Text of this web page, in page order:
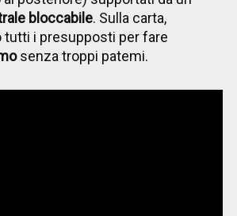
bloccabile. Sulla carta,
tutti i presupposti per fare
senza troppi patemi.